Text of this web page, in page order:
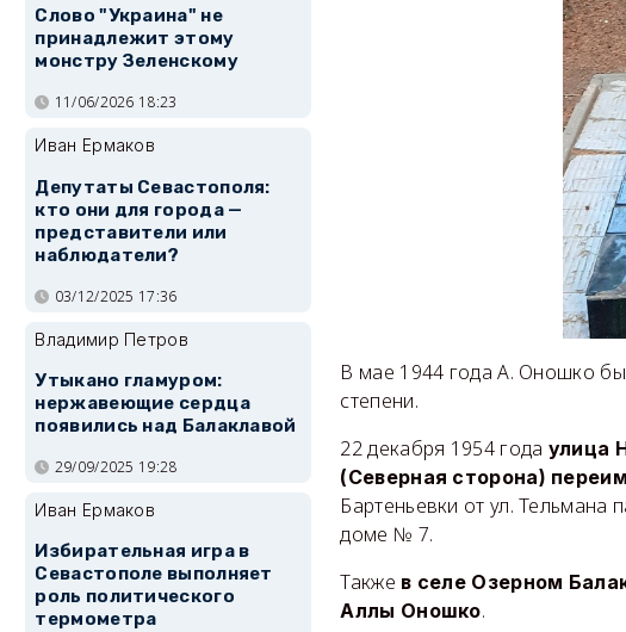
В мае 1944 года А. Оношко
степени.
22 декабря 1954 года улица
(Северная сторона)
Бартеньевки от ул. Тельмана
доме № 7.
Также в селе Озерном
Аллы Оношко.
Слово "Украина" не
принадлежит этому
монстру Зеленскому
11/06/2026 18:23
Иван Ермаков
Депутаты Севастополя:
кто они для города —
представители или
наблюдатели?
03/12/2025 17:36
Владимир Петров
Утыкано гламуром:
нержавеющие сердца
появились над Балаклавой
29/09/2025 19:28
Иван Ермаков
Избирательная игра в
Севастополе выполняет
роль политического
термометра